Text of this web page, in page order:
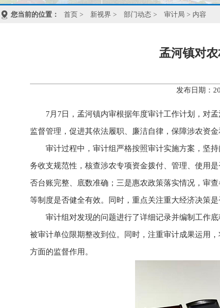
您当前的位置： 首页 > 新视界 > 部门动态 > 审计局 > 内容
孟河镇对
发布日期：
7月7日，孟河镇内审根据年度审计工作计划，对
监督管理，促进其依法履职、廉洁自律，保障涉农资
审计过程中，审计组严格按照审计实施方案，坚
务收支规范性，核查涉农专项资金拨付、管理、使用
否台账完整、底数准确；三是惠农政策落实情况，审
等制度是否健全有效。同时，重点关注重大经济决策
审计组对发现的问题进行了详细记录并编制工作
被审计单位限期整改到位。同时，注重审计成果运用
方面的监督作用。